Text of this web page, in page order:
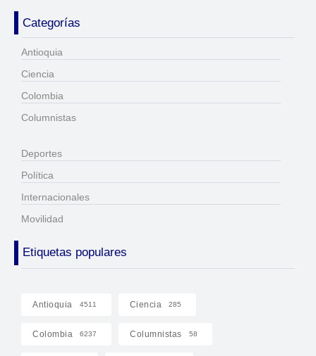
Categorías
Antioquia
Ciencia
Colombia
Columnistas
Deportes
Política
Internacionales
Movilidad
Etiquetas populares
Antioquia 4511 Ciencia 285
Colombia 6237 Columnistas 58